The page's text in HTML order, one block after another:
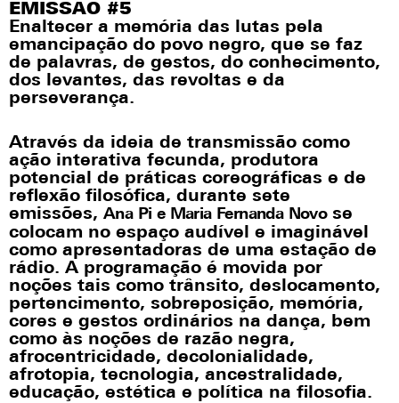
EMISSÃO #5
Enaltecer a memória das lutas pela
emancipação do povo negro, que se faz
de palavras, de gestos, do conhecimento,
dos levantes, das revoltas e da
perseverança.
Através da ideia de transmissão como
ação interativa fecunda, produtora
potencial de práticas coreográficas e de
reflexão filosófica, durante sete
emissões, Ana Pi e Maria Fernanda Novose
colocam no espaço audível e imaginável
como apresentadoras de uma estação de
rádio. A programação é movida por
noções tais como trânsito, deslocamento,
pertencimento, sobreposição, memória,
cores e gestos ordinários na dança, bem
como às noções de razão negra,
afrocentricidade, decolonialidade,
afrotopia, tecnologia, ancestralidade,
educação, estética e política na filosofia.